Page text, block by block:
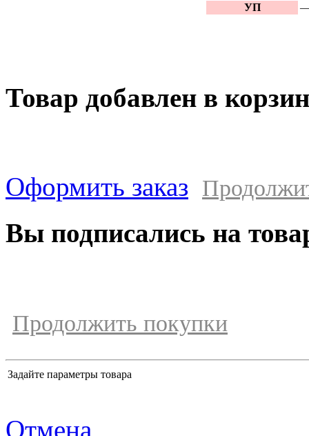
УП
—
Товар добавлен в
Оформить заказ
Вы подписались на
Продолжить покупки
Задайте параметры товара
Отмена